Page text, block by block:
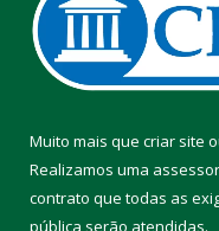
Muito mais que criar site
Realizamos uma
contrato que todas as
pública serão atendidas.